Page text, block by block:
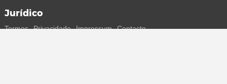
Jurídico
Termos Privacidade Impressum Contacto